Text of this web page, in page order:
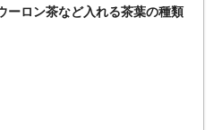
ーロン茶など入れる茶葉の種類